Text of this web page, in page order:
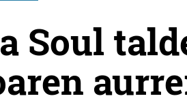
Soul